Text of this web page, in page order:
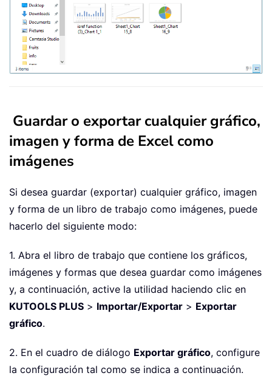
Guardar o exportar cualquier gráfico,
imagen y forma de Excel como
imágenes
Si desea guardar (exportar) cualquier gráfico, imagen
y forma de un libro de trabajo como imágenes, puede
hacerlo del siguiente modo:
1. Abra el libro de trabajo que contiene los gráficos,
imágenes y formas que desea guardar como imágenes
y, a continuación, active la utilidad haciendo clic en
KUTOOLS PLUS > Importar/Exportar > Exportar
gráfico.
2. En el cuadro de diálogo Exportar gráfico, configure
la configuración tal como se indica a continuación.